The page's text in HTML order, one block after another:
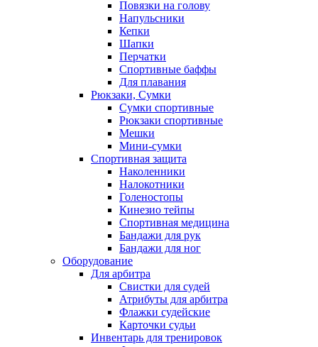
Повязки на голову
Напульсники
Кепки
Шапки
Перчатки
Спортивные баффы
Для плавания
Рюкзаки, Сумки
Сумки спортивные
Рюкзаки спортивные
Мешки
Мини-сумки
Спортивная защита
Наколенники
Налокотники
Голеностопы
Кинезио тейпы
Спортивная медицина
Бандажи для рук
Бандажи для ног
Оборудование
Для арбитра
Свистки для судей
Атрибуты для арбитра
Флажки судейские
Карточки судьи
Инвентарь для тренировок